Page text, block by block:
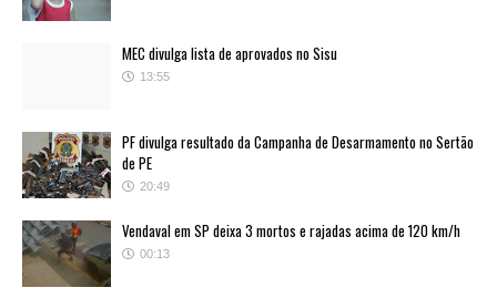
MEC divulga lista de aprovados no Sisu
13:55
PF divulga resultado da Campanha de Desarmamento no Sertão
de PE
20:49
Vendaval em SP deixa 3 mortos e rajadas acima de 120 km/h
00:13